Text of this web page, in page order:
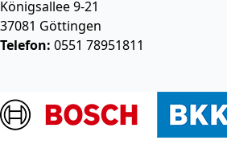
Königsallee 9-21
37081 Göttingen
Telefon: 0551 78951811